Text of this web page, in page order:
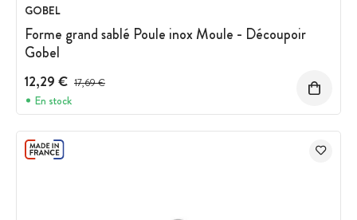
GOBEL
Forme grand sablé Poule inox Moule - Découpoir
Gobel
12,29 € Prix avant réduction :
17,69 €
En stock